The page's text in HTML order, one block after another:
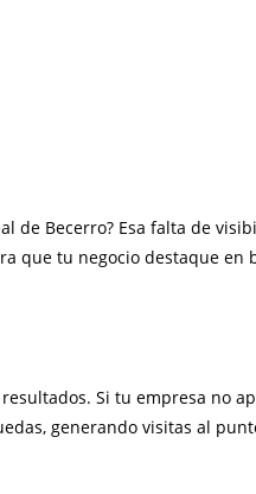
de Becerro? Esa falta de
que tu negocio destaque en
Si tu empresa no
generando visitas al